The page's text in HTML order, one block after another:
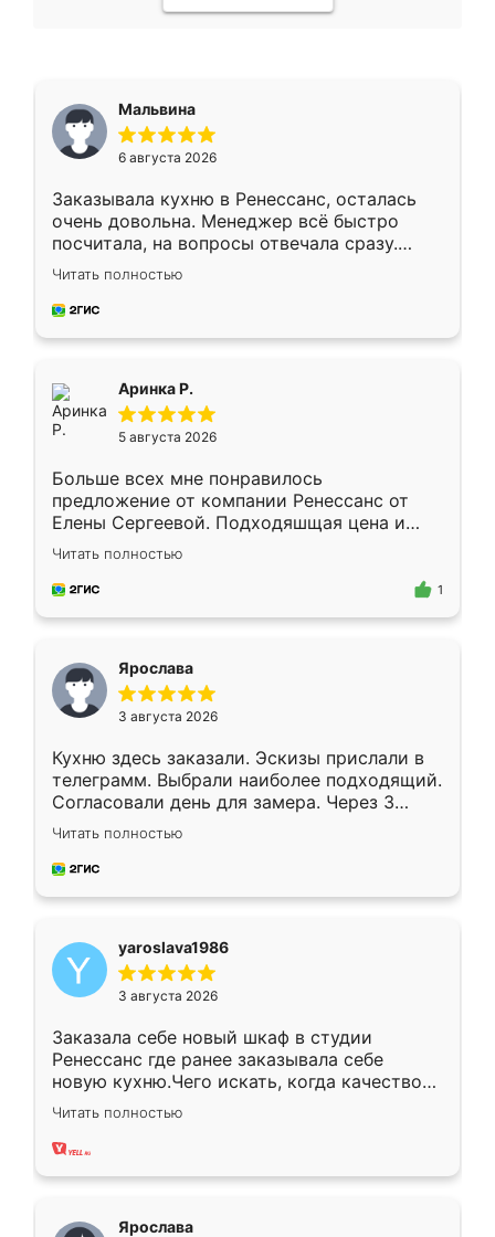
Мальвина
6 августа 2026
Заказывала кухню в Ренессанс, осталась
очень довольна. Менеджер всё быстро
посчитала, на вопросы отвечала сразу.
Замерщик приехал в субботу, подошёл к
делу со всей ответственностью. Собрали
за день, ребята работали аккуратно, даже
Читать полностью
Аринка Р.
5 августа 2026
Больше всех мне понравилось
предложение от компании Ренессанс от
Елены Сергеевой. Подходяшщая цена и
короткие сроки изготовления. Приехавший
для замера сотрудник Владислав
предложил по моему эскизу самый
Читать полностью
1
Ярослава
3 августа 2026
Кухню здесь заказали. Эскизы прислали в
телеграмм. Выбрали наиболее подходящий.
Согласовали день для замера. Через 3
недели кухня была уже готова. Остались
довольны работой. Спасибо Ренессанс
мебель за качественную работу!
Читать полностью
yaroslava1986
3 августа 2026
Заказала себе новый шкаф в студии
Ренессанс где ранее заказывала себе
новую кухню.Чего искать, когда качеством
вполне довольна. Служит кухня уже почти
два года, нареканий нет.
Читать полностью
Ярослава